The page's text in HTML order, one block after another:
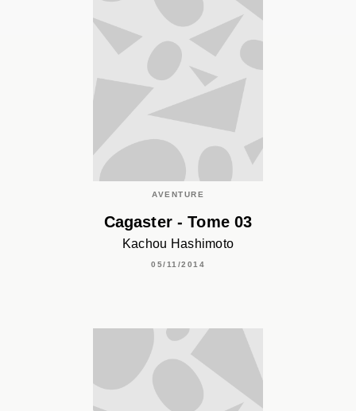
AVENTURE
Cagaster - Tome 03
Kachou Hashimoto
05/11/2014